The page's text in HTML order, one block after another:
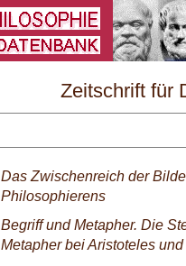
Zeitschrift für
Das Zwischenreich der
Philosophierens
Begriff und Metapher. Die
Metapher bei Aristoteles